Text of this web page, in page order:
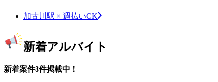
加古川駅 × 週払いOK
新着アルバイト
新着案件8件掲載中！